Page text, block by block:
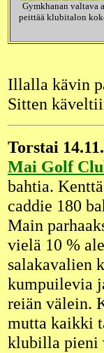
Gymkhanan valtava
peittää klubitalon
Illalla kävin
Sitten
Torstai
Mai Golf
bahtia.
caddie 180
Main
vielä 10 %
salakavalien
kumpuilevia
reiän välein.
mutta kaikki
klubilla pieni